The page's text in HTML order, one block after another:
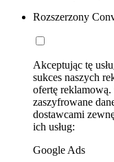
Rozszerzony
Akceptując tę
sukces naszych
ofertę
zaszyfrowane
dostawcami
ich usług:
Google Ads